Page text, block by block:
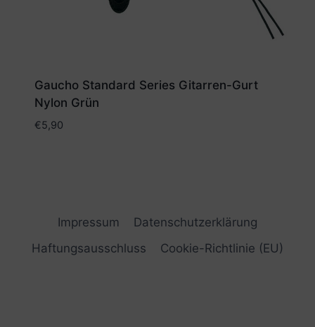
Gaucho Standard Series Gitarren-Gurt
Nylon Grün
€5,90
Impressum
Datenschutzerklärung
Haftungsausschluss
Cookie-Richtlinie (EU)